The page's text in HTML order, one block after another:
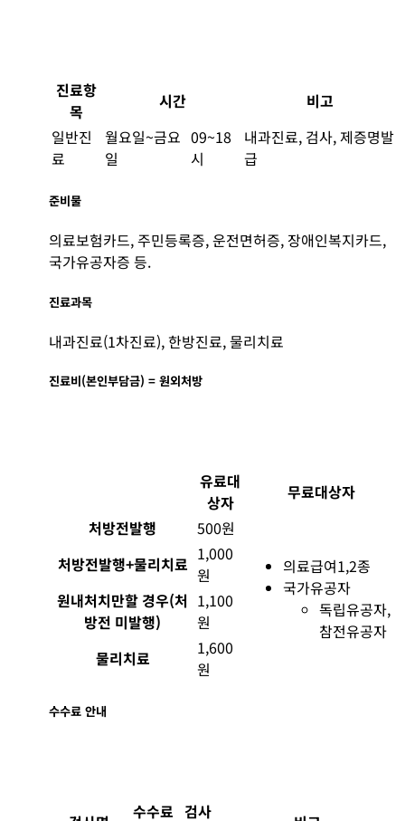
진료항
목
시간
비고
일반진
료
월요일~금요
일
09~18
시
내과진료, 검사, 제증명발
급
준비물
의료보험카드, 주민등록증, 운전면허증, 장애인복지카드,
국가유공자증 등.
진료과목
내과진료(1차진료), 한방진료, 물리치료
진료비(본인부담금) = 원외처방
유료대
상자
무료대상자
처방전발행
500원
의료급여1,2종
국가유공자
독립유공자,
참전유공자
처방전발행+물리치료 1,000
원
원내처치만할 경우(처
방전 미발행)
1,100
원
물리치료
1,600
원
수수료 안내
수수료 검사